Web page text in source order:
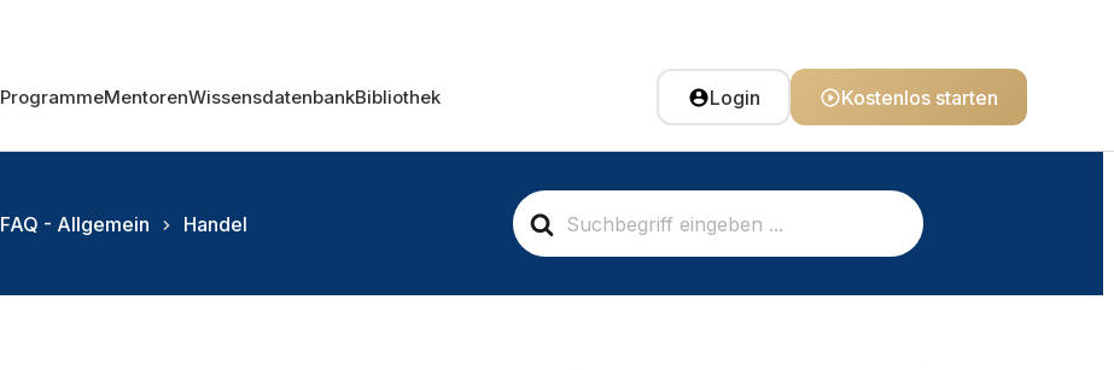
ProgrammeMentorenWissensdatenbankBibliothek Login Kostenlos starten
S
e
a
c
FAQ - Allgemein Handel